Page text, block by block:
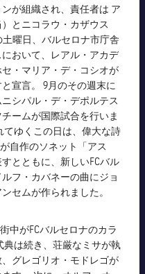
が組織され、責任者は ア
とニコラウ・カザウス
土曜日、バルセロナ市庁舎
おいて、レアル・アカデ
・マリア・デ・コシオが
宣言。 9月のその週末に
シパル・デ・デポルテス
ームが国際試合を行いま
てゆくこの日は、偉大な詩
自作のソネット「アス
とともに、新しいFCバル
フ・カバネーの曲にジョ
セムが作られました。
中がFCバルセロナのカラ
典は続き、荘厳なミサが執
グレゴリオ・モドレゴが